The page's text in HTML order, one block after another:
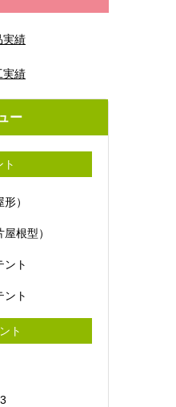
ー
）
根型）
ント
ント
ト